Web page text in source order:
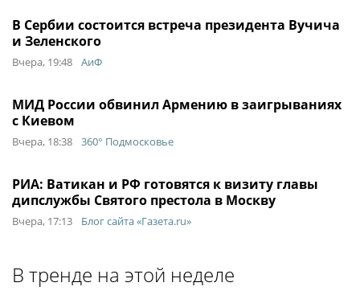
В Сербии состоится встреча президента Вучича
и Зеленского
Вчера, 19:48 АиФ
МИД России обвинил Армению в заигрываниях
с Киевом
Вчера, 18:38 360° Подмосковье
РИА: Ватикан и РФ готовятся к визиту главы
дипслужбы Святого престола в Москву
Вчера, 17:13 Блог сайта «Газета.ru»
В тренде на этой неделе